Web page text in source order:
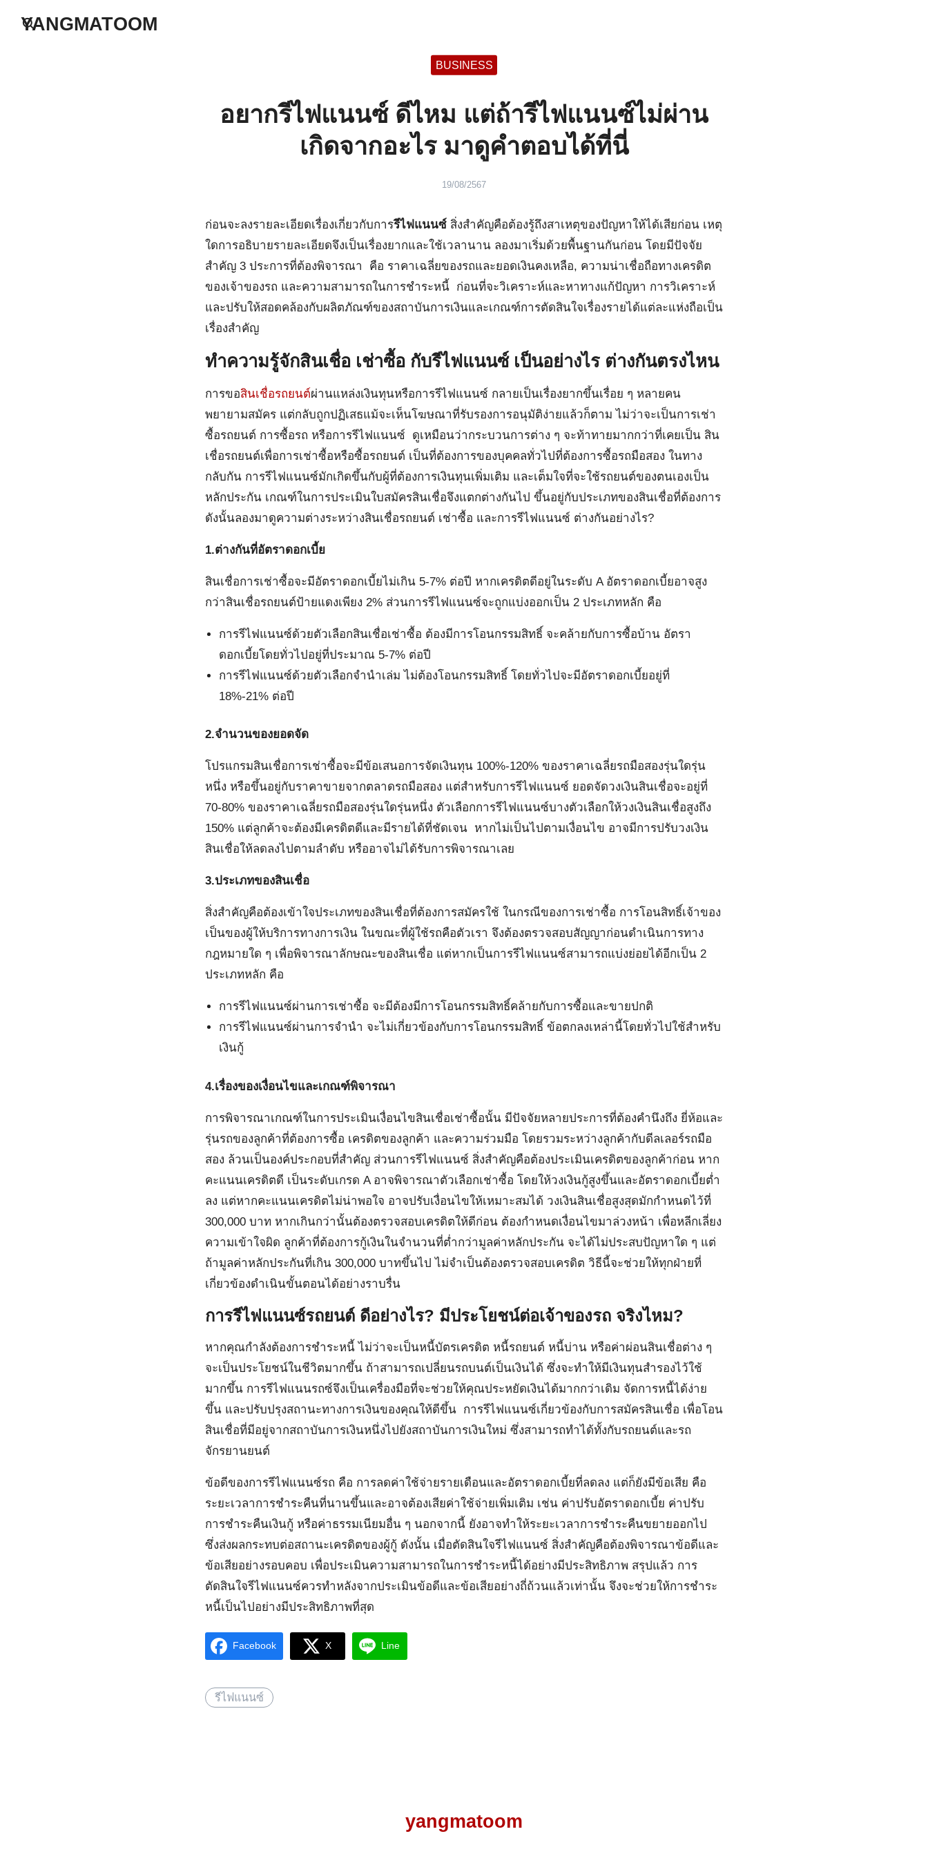
YANGMATOOM
BUSINESS
อยากรีไฟแนนซ์ ดีไหม แต่ถ้ารีไฟแนนซ์ไม่ผ่าน
เกิดจากอะไร มาดูคำตอบได้ที่นี่
19/08/2567
ก่อนจะลงรายละเอียดเรื่องเกี่ยวกับการรีไฟแนนซ์ สิ่งสำคัญคือต้องรู้ถึงสาเหตุของปัญหาให้ได้เสียก่อน เหตุ
ใดการอธิบายรายละเอียดจึงเป็นเรื่องยากและใช้เวลานาน ลองมาเริ่มด้วยพื้นฐานกันก่อน โดยมีปัจจัย
สำคัญ 3 ประการที่ต้องพิจารณา คือ ราคาเฉลี่ยของรถและยอดเงินคงเหลือ, ความน่าเชื่อถือทางเครดิต
ของเจ้าของรถ และความสามารถในการชำระหนี้ ก่อนที่จะวิเคราะห์และหาทางแก้ปัญหา การวิเคราะห์
และปรับให้สอดคล้องกับผลิตภัณฑ์ของสถาบันการเงินและเกณฑ์การตัดสินใจเรื่องรายได้แต่ละแห่งถือเป็น
เรื่องสำคัญ
ทำความรู้จักสินเชื่อ เช่าซื้อ กับรีไฟแนนซ์ เป็นอย่างไร ต่างกันตรงไหน
การขอสินเชื่อรถยนต์ผ่านแหล่งเงินทุนหรือการรีไฟแนนซ์ กลายเป็นเรื่องยากขึ้นเรื่อย ๆ หลายคน
พยายามสมัคร แต่กลับถูกปฏิเสธแม้จะเห็นโฆษณาที่รับรองการอนุมัติง่ายแล้วก็ตาม ไม่ว่าจะเป็นการเช่า
ซื้อรถยนต์ การซื้อรถ หรือการรีไฟแนนซ์ ดูเหมือนว่ากระบวนการต่าง ๆ จะท้าทายมากกว่าที่เคยเป็น สิน
เชื่อรถยนต์เพื่อการเช่าซื้อหรือซื้อรถยนต์ เป็นที่ต้องการของบุคคลทั่วไปที่ต้องการซื้อรถมือสอง ในทาง
กลับกัน การรีไฟแนนซ์มักเกิดขึ้นกับผู้ที่ต้องการเงินทุนเพิ่มเติม และเต็มใจที่จะใช้รถยนต์ของตนเองเป็น
หลักประกัน เกณฑ์ในการประเมินใบสมัครสินเชื่อจึงแตกต่างกันไป ขึ้นอยู่กับประเภทของสินเชื่อที่ต้องการ
ดังนั้นลองมาดูความต่างระหว่างสินเชื่อรถยนต์ เช่าซื้อ และการรีไฟแนนซ์ ต่างกันอย่างไร?
1.ต่างกันที่อัตราดอกเบี้ย
สินเชื่อการเช่าซื้อจะมีอัตราดอกเบี้ยไม่เกิน 5-7% ต่อปี หากเครดิตดีอยู่ในระดับ A อัตราดอกเบี้ยอาจสูง
กว่าสินเชื่อรถยนต์ป้ายแดงเพียง 2% ส่วนการรีไฟแนนซ์จะถูกแบ่งออกเป็น 2 ประเภทหลัก คือ
การรีไฟแนนซ์ด้วยตัวเลือกสินเชื่อเช่าซื้อ ต้องมีการโอนกรรมสิทธิ์ จะคล้ายกับการซื้อบ้าน อัตรา
ดอกเบี้ยโดยทั่วไปอยู่ที่ประมาณ 5-7% ต่อปี
การรีไฟแนนซ์ด้วยตัวเลือกจำนำเล่ม ไม่ต้องโอนกรรมสิทธิ์ โดยทั่วไปจะมีอัตราดอกเบี้ยอยู่ที่
18%-21% ต่อปี
2.จำนวนของยอดจัด
โปรแกรมสินเชื่อการเช่าซื้อจะมีข้อเสนอการจัดเงินทุน 100%-120% ของราคาเฉลี่ยรถมือสองรุ่นใดรุ่น
หนึ่ง หรือขึ้นอยู่กับราคาขายจากตลาดรถมือสอง แต่สำหรับการรีไฟแนนซ์ ยอดจัดวงเงินสินเชื่อจะอยู่ที่
70-80% ของราคาเฉลี่ยรถมือสองรุ่นใดรุ่นหนึ่ง ตัวเลือกการรีไฟแนนซ์บางตัวเลือกให้วงเงินสินเชื่อสูงถึง
150% แต่ลูกค้าจะต้องมีเครดิตดีและมีรายได้ที่ชัดเจน หากไม่เป็นไปตามเงื่อนไข อาจมีการปรับวงเงิน
สินเชื่อให้ลดลงไปตามลำดับ หรืออาจไม่ได้รับการพิจารณาเลย
3.ประเภทของสินเชื่อ
สิ่งสำคัญคือต้องเข้าใจประเภทของสินเชื่อที่ต้องการสมัครใช้ ในกรณีของการเช่าซื้อ การโอนสิทธิ์เจ้าของ
เป็นของผู้ให้บริการทางการเงิน ในขณะที่ผู้ใช้รถคือตัวเรา จึงต้องตรวจสอบสัญญาก่อนดำเนินการทาง
กฎหมายใด ๆ เพื่อพิจารณาลักษณะของสินเชื่อ แต่หากเป็นการรีไฟแนนซ์สามารถแบ่งย่อยได้อีกเป็น 2
ประเภทหลัก คือ
การรีไฟแนนซ์ผ่านการเช่าซื้อ จะมีต้องมีการโอนกรรมสิทธิ์คล้ายกับการซื้อและขายปกติ
การรีไฟแนนซ์ผ่านการจำนำ จะไม่เกี่ยวข้องกับการโอนกรรมสิทธิ์ ข้อตกลงเหล่านี้โดยทั่วไปใช้สำหรับ
เงินกู้
4.เรื่องของเงื่อนไขและเกณฑ์พิจารณา
การพิจารณาเกณฑ์ในการประเมินเงื่อนไขสินเชื่อเช่าซื้อนั้น มีปัจจัยหลายประการที่ต้องคำนึงถึง ยี่ห้อและ
รุ่นรถของลูกค้าที่ต้องการซื้อ เครดิตของลูกค้า และความร่วมมือ โดยรวมระหว่างลูกค้ากับดีลเลอร์รถมือ
สอง ล้วนเป็นองค์ประกอบที่สำคัญ ส่วนการรีไฟแนนซ์ สิ่งสำคัญคือต้องประเมินเครดิตของลูกค้าก่อน หาก
คะแนนเครดิตดี เป็นระดับเกรด A อาจพิจารณาตัวเลือกเช่าซื้อ โดยให้วงเงินกู้สูงขึ้นและอัตราดอกเบี้ยต่ำ
ลง แต่หากคะแนนเครดิตไม่น่าพอใจ อาจปรับเงื่อนไขให้เหมาะสมได้ วงเงินสินเชื่อสูงสุดมักกำหนดไว้ที่
300,000 บาท หากเกินกว่านั้นต้องตรวจสอบเครดิตให้ดีก่อน ต้องกำหนดเงื่อนไขมาล่วงหน้า เพื่อหลีกเลี่ยง
ความเข้าใจผิด ลูกค้าที่ต้องการกู้เงินในจำนวนที่ต่ำกว่ามูลค่าหลักประกัน จะได้ไม่ประสบปัญหาใด ๆ แต่
ถ้ามูลค่าหลักประกันที่เกิน 300,000 บาทขึ้นไป ไม่จำเป็นต้องตรวจสอบเครดิต วิธีนี้จะช่วยให้ทุกฝ่ายที่
เกี่ยวข้องดำเนินขั้นตอนได้อย่างราบรื่น
การรีไฟแนนซ์รถยนต์ ดีอย่างไร? มีประโยชน์ต่อเจ้าของรถ จริงไหม?
หากคุณกำลังต้องการชำระหนี้ ไม่ว่าจะเป็นหนี้บัตรเครดิต หนี้รถยนต์ หนี้บ่าน หรือค่าผ่อนสินเชื่อต่าง ๆ
จะเป็นประโยชน์ในชีวิตมากขึ้น ถ้าสามารถเปลี่ยนรถบนต์เป็นเงินได้ ซึ่งจะทำให้มีเงินทุนสำรองไว้ใช้
มากขึ้น การรีไฟแนนรถซ์จึงเป็นเครื่องมือที่จะช่วยให้คุณประหยัดเงินได้มากกว่าเดิม จัดการหนี้ได้ง่าย
ขึ้น และปรับปรุงสถานะทางการเงินของคุณให้ดีขึ้น การรีไฟแนนซ์เกี่ยวข้องกับการสมัครสินเชื่อ เพื่อโอน
สินเชื่อที่มีอยู่จากสถาบันการเงินหนึ่งไปยังสถาบันการเงินใหม่ ซึ่งสามารถทำได้ทั้งกับรถยนต์และรถ
จักรยานยนต์
ข้อดีของการรีไฟแนนซ์รถ คือ การลดค่าใช้จ่ายรายเดือนและอัตราดอกเบี้ยที่ลดลง แต่ก็ยังมีข้อเสีย คือ
ระยะเวลาการชำระคืนที่นานขึ้นและอาจต้องเสียค่าใช้จ่ายเพิ่มเติม เช่น ค่าปรับอัตราดอกเบี้ย ค่าปรับ
การชำระคืนเงินกู้ หรือค่าธรรมเนียมอื่น ๆ นอกจากนี้ ยังอาจทำให้ระยะเวลาการชำระคืนขยายออกไป
ซึ่งส่งผลกระทบต่อสถานะเครดิตของผู้กู้ ดังนั้น เมื่อตัดสินใจรีไฟแนนซ์ สิ่งสำคัญคือต้องพิจารณาข้อดีและ
ข้อเสียอย่างรอบคอบ เพื่อประเมินความสามารถในการชำระหนี้ได้อย่างมีประสิทธิภาพ สรุปแล้ว การ
ตัดสินใจรีไฟแนนซ์ควรทำหลังจากประเมินข้อดีและข้อเสียอย่างถี่ถ้วนแล้วเท่านั้น จึงจะช่วยให้การชำระ
หนี้เป็นไปอย่างมีประสิทธิภาพที่สุด
Facebook X Line
รีไฟแนนซ์
yangmatoom